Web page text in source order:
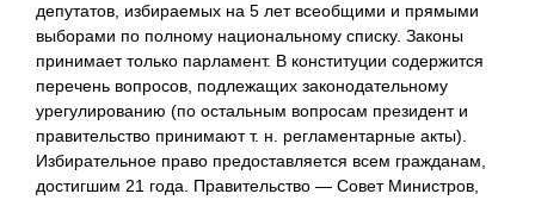
депутатов, избираемых на 5 лет всеобщими и прямыми
выборами по полному национальному списку. Законы
принимает только парламент. В конституции содержится
перечень вопросов, подлежащих законодательному
урегулированию (по остальным вопросам президент и
правительство принимают т. н. регламентарные акты).
Избирательное право предоставляется всем гражданам,
достигшим 21 года. Правительство — Совет Министров,